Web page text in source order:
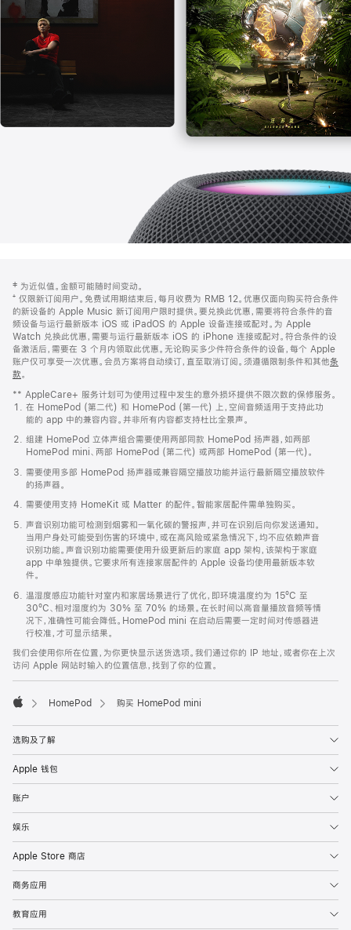
开)
页
页
脚
注
‡ 为近似值。金额可能随时间变动。
⁺ 仅限新订阅用户。免费试用期结束后，每月收费为 RMB 12。优惠仅面向购买符合条件
的新设备的 Apple Music 新订阅用户限时提供。要兑换此优惠，需要将符合条件的音
频设备与运行最新版本 iOS 或 iPadOS 的 Apple 设备连接或配对。为 Apple
Watch 兑换此优惠，需要与运行最新版本 iOS 的 iPhone 连接或配对。符合条件的设
备激活后，需要在 3 个月内领取此优惠。无论购买多少件符合条件的设备，每个 Apple
账户仅可享受一次优惠。会员方案将自动续订，直至取消订阅。须遵循限制条件和其他条
款。
窗
口
中
打
开)
** AppleCare+ 服务计划可为使用过程中发生的意外损坏提供不限次数的保修服务。
在 HomePod (第二代) 和 HomePod (第一代) 上，空间音频适用于支持此功
能的 app 中的兼容内容。并非所有内容都支持杜比全景声。
组建 HomePod 立体声组合需要使用两部同款 HomePod 扬声器，如两部
HomePod mini、两部 HomePod (第二代) 或两部 HomePod (第一代)。
需要使用多部 HomePod 扬声器或兼容隔空播放功能并运行最新隔空播放软件
的扬声器。
需要使用支持 HomeKit 或 Matter 的配件。智能家居配件需单独购买。
声音识别功能可检测到烟雾和一氧化碳的警报声，并可在识别后向你发送通知。
当用户身处可能受到伤害的环境中，或在高风险或紧急情况下，均不应依赖声音
识别功能。声音识别功能需要使用升级更新后的家庭 app 架构，该架构于家庭
app 中单独提供。它要求所有连接家居配件的 Apple 设备均使用最新版本软
件。
温湿度感应功能针对室内和家居场景进行了优化，即环境温度约为 15ºC 至
30ºC、相对湿度约为 30% 至 70% 的场景。在长时间以高音量播放音频等情
况下，准确性可能会降低。HomePod mini 在启动后需要一定时间对传感器进
行校准，才可显示结果。
我们会使用你所在位置，为你更快显示送货选项。我们通过你的 IP 地址，或者你在上次
访问 Apple 网站时输入的位置信息，找到了你的位置。
HomePod 购买 HomePod mini
选购及了解
Apple 钱包
账户
娱乐
Apple Store 商店
商务应用
教育应用